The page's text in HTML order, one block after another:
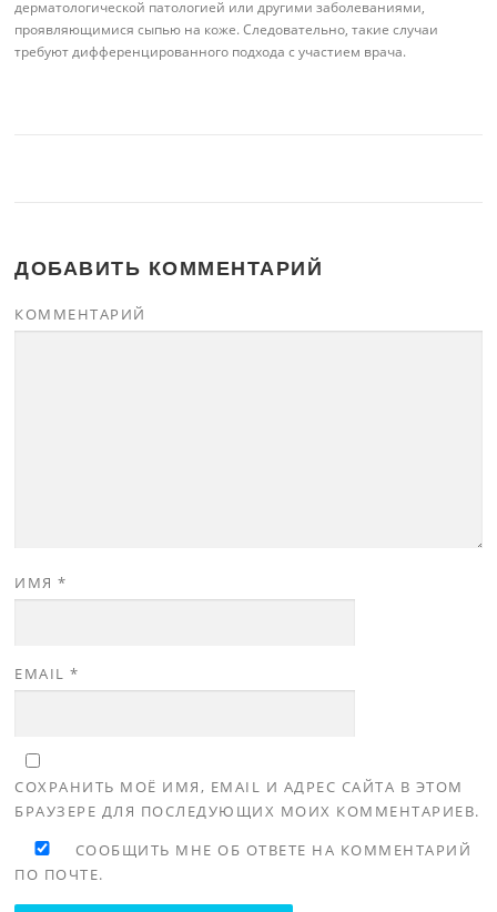
дерматологической патологией или другими заболеваниями,
проявляющимися сыпью на коже. Следовательно, такие случаи
требуют дифференцированного подхода с участием врача.
ДОБАВИТЬ КОММЕНТАРИЙ
КОММЕНТАРИЙ
ИМЯ*
EMAIL*
СОХРАНИТЬ МОЁ ИМЯ, EMAIL И АДРЕС САЙТА В ЭТОМ
БРАУЗЕРЕ ДЛЯ ПОСЛЕДУЮЩИХ МОИХ КОММЕНТАРИЕВ.
СООБЩИТЬ МНЕ ОБ ОТВЕТЕ НА КОММЕНТАРИЙ
ПО ПОЧТЕ.